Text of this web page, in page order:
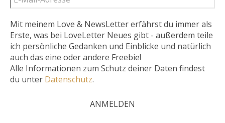
Mit meinem Love & NewsLetter erfährst du immer als
Erste, was bei LoveLetter Neues gibt - außerdem teile
ich persönliche Gedanken und Einblicke und natürlich
auch das eine oder andere Freebie!
Alle Informationen zum Schutz deiner Daten findest
du unter Datenschutz.
Juli 2022
Juni 2022
Mai 2022
April 2022
Diese Website verwendet Cookies – nähere Informationen dazu
und zu Ihren Rechten als Benutzer finden Sie in meiner
Datenschutzerklärung. Klicken Sie auf „Ich stimme zu“, um
Ich stimme zu.